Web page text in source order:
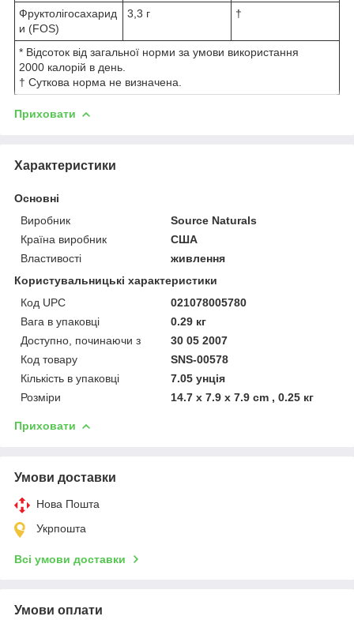
Фруктолігосахарид
и (FOS)
3,3 г †
* Відсоток від загальної норми за умови використання
2000 калорій в день.
† Суткова норма не визначена.
Приховати
Характеристики
Основні
Виробник
Source Naturals
Країна виробник
США
Властивості
живлення
Користувальницькі характеристики
Код UPC
021078005780
Вага в упаковці
0.29 кг
Доступно, починаючи з
30 05 2007
Код товару
SNS-00578
Кількість в упаковці
7.05 унція
Розміри
14.7 x 7.9 x 7.9 cm , 0.25 кг
Приховати
Умови доставки
Нова Пошта
Укрпошта
Всі умови доставки
Умови оплати